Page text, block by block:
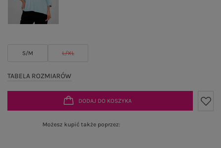
S/M L/XL
TABELA ROZMIARÓW
DODAJ DO KOSZYKA
Możesz kupić także poprzez: